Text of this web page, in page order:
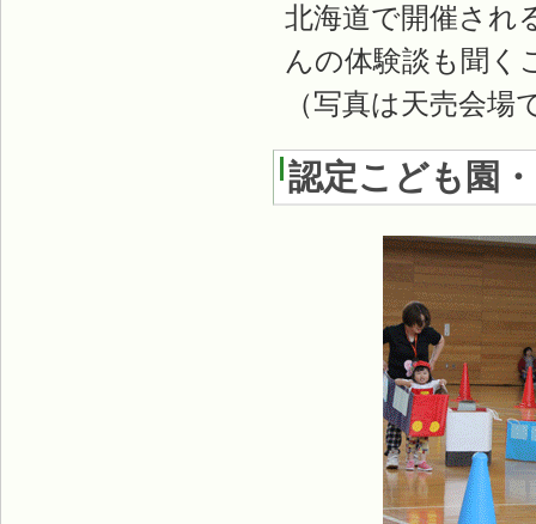
北海道で開催され
んの体験談も聞く
（写真は天売会場
認定こども園